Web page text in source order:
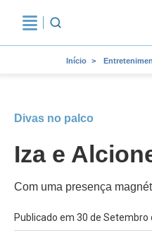
Início
Divas no palco
Iza e
Com uma presença
Publicado em 30 de Setembro